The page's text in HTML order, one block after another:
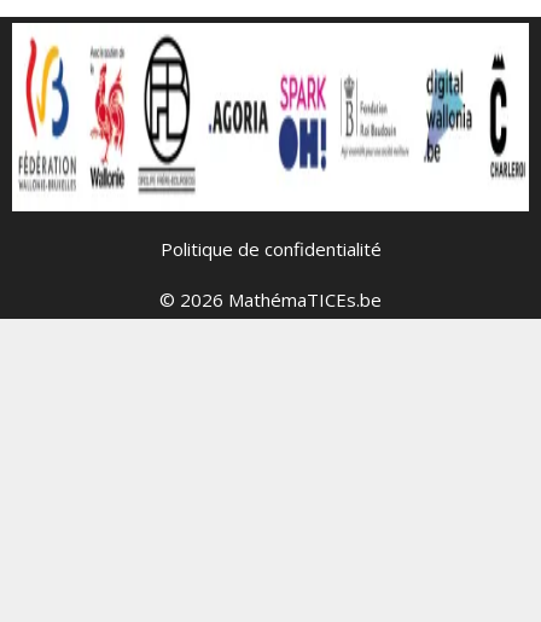
Politique de confidentialité
© 2026 MathémaTICEs.be